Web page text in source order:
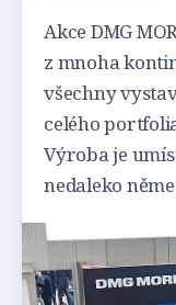
Akce DMG
z mnoha
všechny
celého
Výroba je
nedaleko